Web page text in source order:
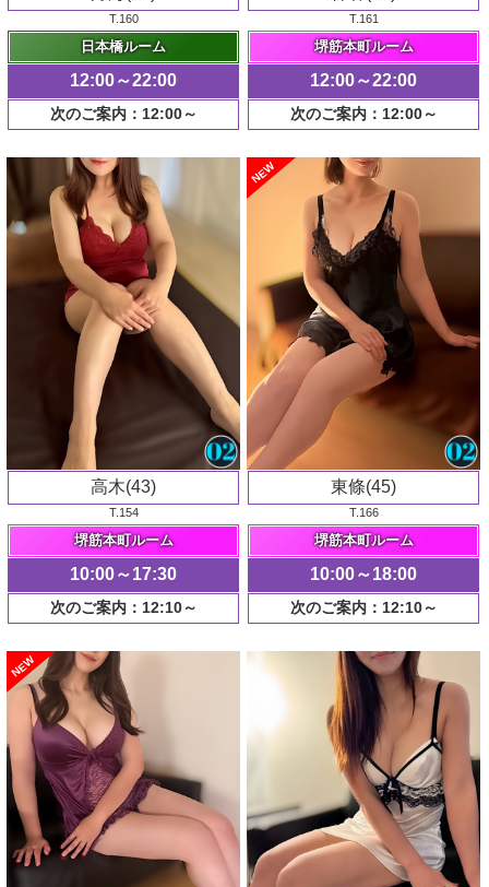
T.160
日本橋ルーム
12:00～22:00
次のご案内：12:00～
T.161
堺筋本町ルーム
12:00～22:00
次のご案内：12:00～
高木(43)
T.154
堺筋本町ルーム
10:00～17:30
次のご案内：12:10～
NEW
東條(45)
T.166
堺筋本町ルーム
10:00～18:00
次のご案内：12:10～
NEW